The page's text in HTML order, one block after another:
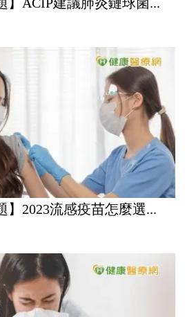
】2023流感疫苗怎麼選...